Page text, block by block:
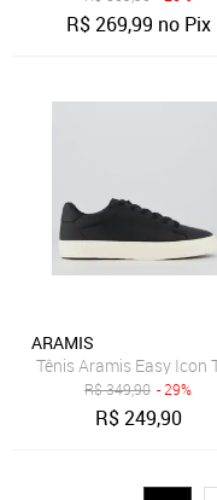
R$269,99 no Pix
ARAMIS
Tênis Aramis Easy Icon
R$349,90 - 29%
R$249,90